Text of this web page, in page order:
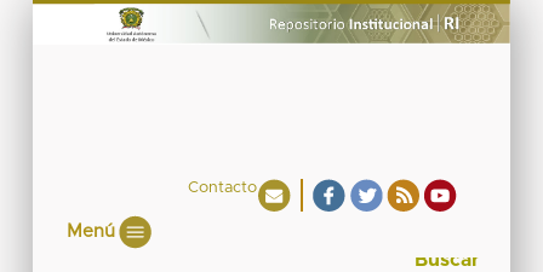
Contacto
Menú
Buscar